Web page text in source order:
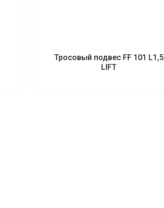
Тросовый подвес FF 101 L1,5
LIFT